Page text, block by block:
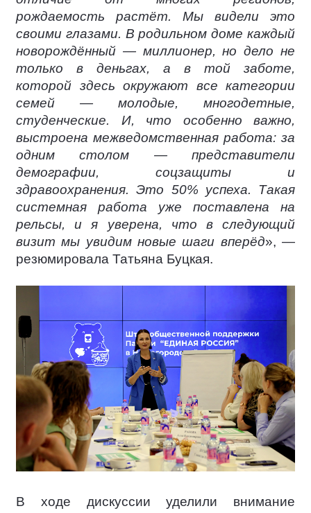
рождаемость растёт. Мы видели это
своими глазами. В родильном доме каждый
новорождённый — миллионер, но дело не
только в деньгах, а в той заботе,
которой здесь окружают все категории
семей — молодые, многодетные,
студенческие. И, что особенно важно,
выстроена межведомственная работа: за
одним столом — представители
демографии, соцзащиты и
здравоохранения. Это 50% успеха. Такая
системная работа уже поставлена на
рельсы, и я уверена, что в следующий
визит мы увидим новые шаги вперёд», —
резюмировала Татьяна Буцкая.
В ходе дискуссии уделили внимание